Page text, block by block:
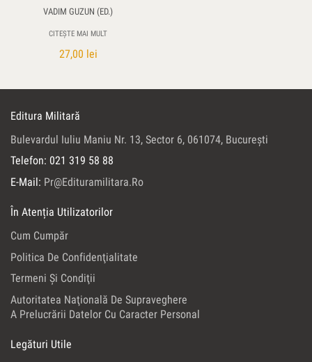
VADIM GUZUN (ED.)
CITEȘTE MAI MULT
27,00 lei
Editura Militară
Bulevardul Iuliu Maniu Nr. 13, Sector 6, 061074, Bucureşti
Telefon: 021 319 58 88
E-Mail: Pr@edituramilitara.ro
În Atenția Utilizatorilor
Cum Cumpăr
Politica De Confidenţialitate
Termeni Şi Condiţii
Autoritatea Naţională De Supraveghere
A Prelucrării Datelor Cu Caracter Personal
Legături Utile